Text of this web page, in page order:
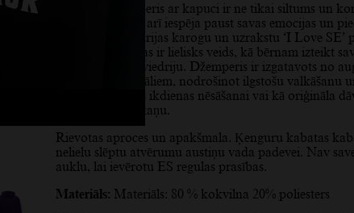
Šis bērnu džemperis ar kapuci ir ne tikai siltums un
aukstā laikā, bet arī iespēja paust savas emocijas un
Dizains ar Zviedrijas karogu un uzrakstu ‘I Love SE’
īpašu nozīmi – tas ir lielisks veids, kā bērnam izteikt
mīlestību pret Zviedriju. Džemperis ir izgatavots no
kvalitātes materiāliem, nodrošinot ilgstošu valkāšanu
komfortu. Ideāls ikdienas nēsāšanai vai kā oriģināla
personisku pieskaņu.
Rievotas aproces un apakšmala. Ķenguru kabatas
nelielu slēptu atvērumu austiņu vada padevei. Nav
auklu, lai ievērotu ES regulas prasības.
Materiāls: Materiāls: 80 % kokvilna 20% poliesters